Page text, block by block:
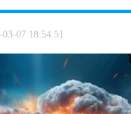
03-07 18:54:51